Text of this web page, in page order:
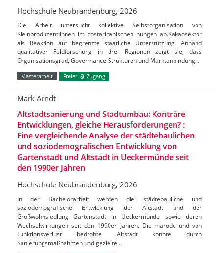
Hochschule Neubrandenburg, 2026
Die Arbeit untersucht kollektive Selbstorganisation von
Kleinproduzent:innen im costaricanischen hungen ab.Kakaosektor
als Reaktion auf begrenzte staatliche Unterstützung. Anhand
qualitativer Feldforschung in drei Regionen zeigt sie, dass
Organisationsgrad, Govermance-Strukturen und Marktanbindung…
Masterarbeit Freier Zugang
Mark Arndt
Altstadtsanierung und Stadtumbau: Konträre
Entwicklungen, gleiche Herausforderungen? :
Eine vergleichende Analyse der städtebaulichen
und soziodemografischen Entwicklung von
Gartenstadt und Altstadt in Ueckermünde seit
den 1990er Jahren
Hochschule Neubrandenburg, 2026
In der Bachelorarbeit werden die städtebauliche und
soziodemografische Entwicklung der Altstadt und der
Großwohnsiedlung Gartenstadt in Ueckermünde sowie deren
Wechselwirkungen seit den 1990er Jahren. Die marode und von
Funktionsverlust bedrohte Altstadt konnte durch
Sanierungsmaßnahmen und gezielte…